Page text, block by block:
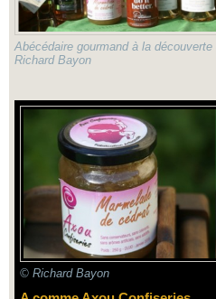
Abécédaire gourmand à la
Richard Bayon
© Richard Bayon